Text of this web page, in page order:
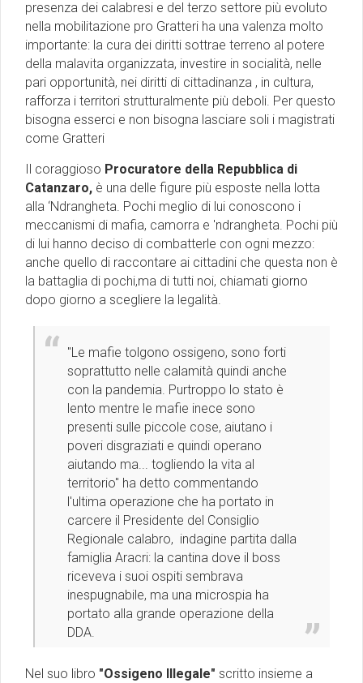
presenza dei calabresi e del terzo settore più evoluto
nella mobilitazione pro Gratteri ha una valenza molto
importante: la cura dei diritti sottrae terreno al potere
della malavita organizzata, investire in socialità, nelle
pari opportunità, nei diritti di cittadinanza , in cultura,
rafforza i territori strutturalmente più deboli. Per questo
bisogna esserci e non bisogna lasciare soli i magistrati
come Gratteri
Il coraggioso Procuratore della Repubblica di
Catanzaro, è una delle figure più esposte nella lotta
alla ‘Ndrangheta. Pochi meglio di lui conoscono i
meccanismi di mafia, camorra e 'ndrangheta. Pochi più
di lui hanno deciso di combatterle con ogni mezzo:
anche quello di raccontare ai cittadini che questa non è
la battaglia di pochi,ma di tutti noi, chiamati giorno
dopo giorno a scegliere la legalità.
''Le mafie tolgono ossigeno, sono forti
soprattutto nelle calamità quindi anche
con la pandemia. Purtroppo lo stato è
lento mentre le mafie inece sono
presenti sulle piccole cose, aiutano i
poveri disgraziati e quindi operano
aiutando ma... togliendo la vita al
territorio'' ha detto commentando
l'ultima operazione che ha portato in
carcere il Presidente del Consiglio
Regionale calabro, indagine partita dalla
famiglia Aracri: la cantina dove il boss
riceveva i suoi ospiti sembrava
inespugnabile, ma una microspia ha
portato alla grande operazione della
DDA.
Nel suo libro "Ossigeno Illegale" scritto insieme a